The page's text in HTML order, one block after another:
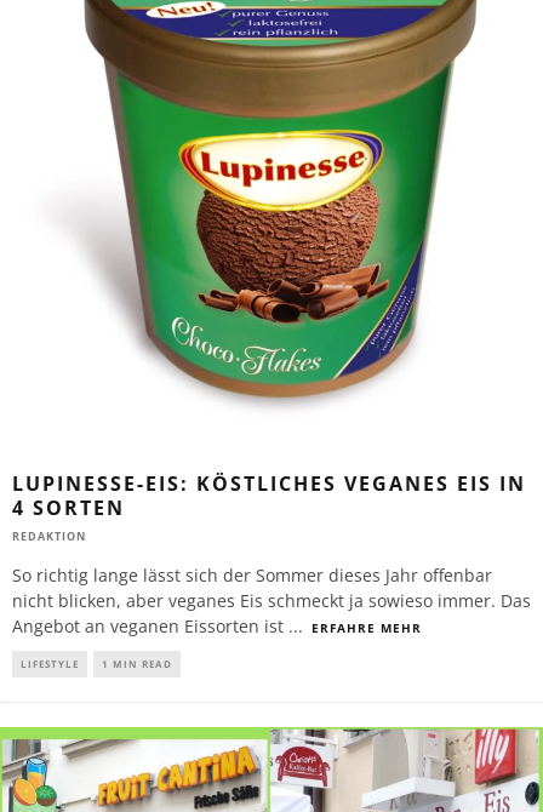
LUPINESSE-EIS: KÖSTLICHES VEGANES EIS IN
4 SORTEN
REDAKTION
So richtig lange lässt sich der Sommer dieses Jahr offenbar
nicht blicken, aber veganes Eis schmeckt ja sowieso immer. Das
Angebot an veganen Eissorten ist ... ERFAHRE MEHR
LIFESTYLE 1 MIN READ